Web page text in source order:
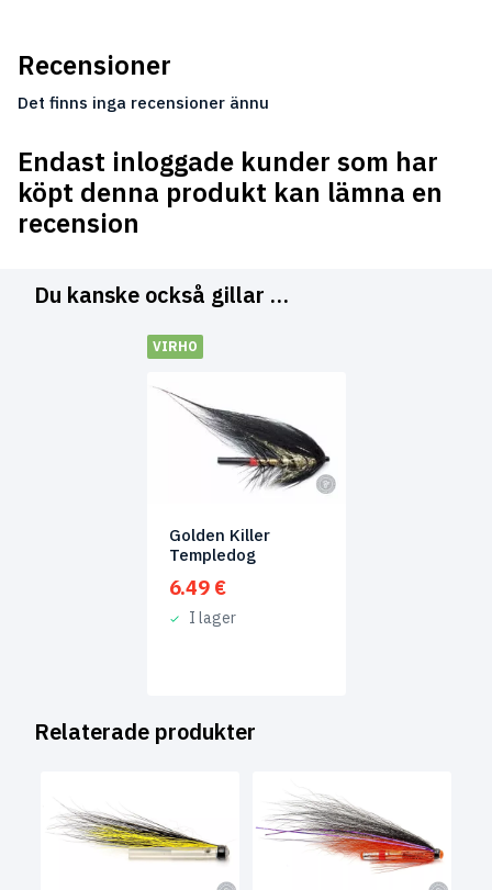
Recensioner
Det finns inga recensioner ännu
Endast inloggade kunder som har
köpt denna produkt kan lämna en
recension
Du kanske också gillar …
VIRHO
Golden Killer
Templedog
6.49 €
I lager
Relaterade produkter